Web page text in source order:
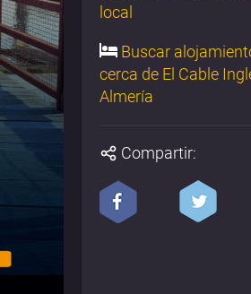
local
Buscar
cerca de El Cable
Almería
Compartir: